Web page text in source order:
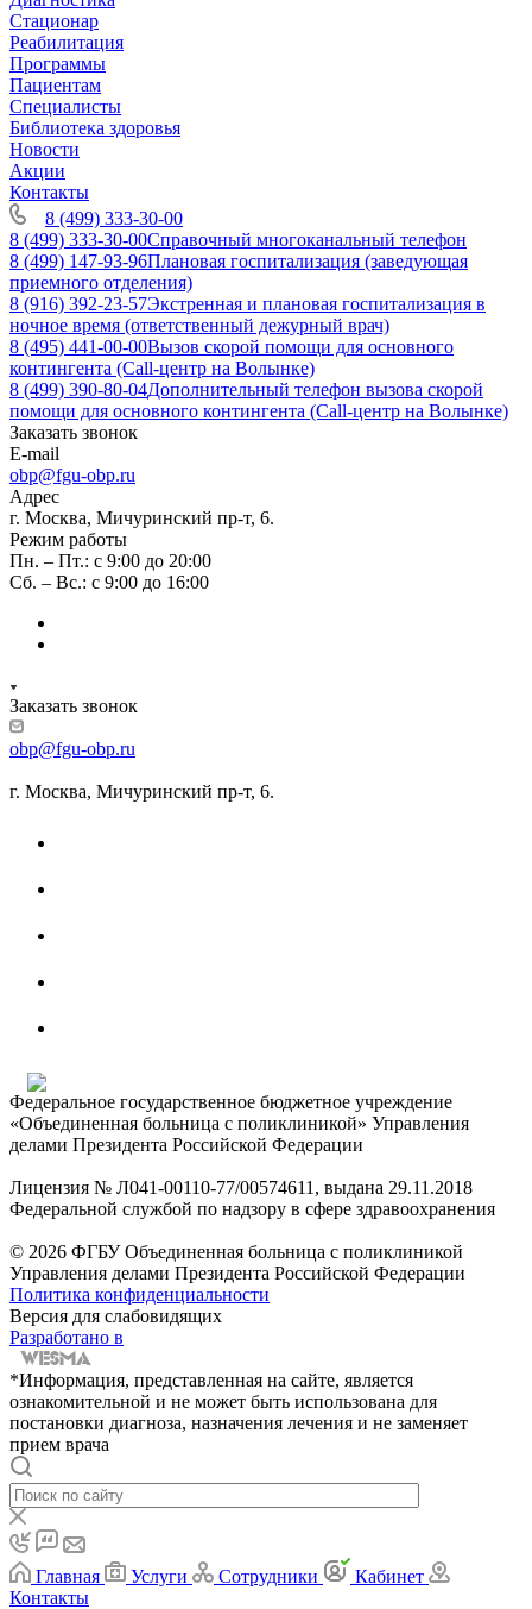
Стационар
Реабилитация
Программы
Пациентам
Специалисты
Библиотека здоровья
Новости
Акции
Контакты
8 (499) 333-30-00
8 (499) 333-30-00Справочный многоканальный телефон
8 (499) 147-93-96Плановая госпитализация (заведующая
приемного отделения)
8 (916) 392-23-57Экстренная и плановая госпитализация в
ночное время (ответственный дежурный врач)
8 (495) 441-00-00Вызов скорой помощи для основного
контингента (Call-центр на Волынке)
8 (499) 390-80-04Дополнительный телефон вызова скорой
помощи для основного контингента (Call-центр на Волынке)
Заказать звонок
E-mail
obp@fgu-obp.ru
Адрес
г. Москва, Мичуринский пр-т, 6.
Режим работы
Пн. – Пт.: с 9:00 до 20:00
Сб. – Вс.: с 9:00 до 16:00
Заказать звонок
obp@fgu-obp.ru
г. Москва, Мичуринский пр-т, 6.
Федеральное государственное бюджетное учреждение
«Объединенная больница с поликлиникой» Управления
делами Президента Российской Федерации
Лицензия № Л041-00110-77/00574611, выдана 29.11.2018
Федеральной службой по надзору в сфере здравоохранения
© 2026 ФГБУ Объединенная больница с поликлиникой
Управления делами Президента Российской Федерации
Политика конфиденциальности
Версия для слабовидящих
Разработано в
*Информация, представленная на сайте, является
ознакомительной и не может быть использована для
постановки диагноза, назначения лечения и не заменяет
прием врача
Главная Услуги Сотрудники
Кабинет
Контакты